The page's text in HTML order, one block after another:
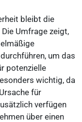
bleibt die
Umfrage zeigt,
um das
potenzielle
wichtig, da
für
verfügen
über einen